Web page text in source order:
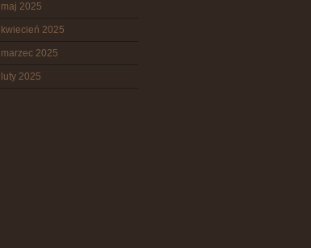
maj 2025
kwiecień 2025
marzec 2025
luty 2025